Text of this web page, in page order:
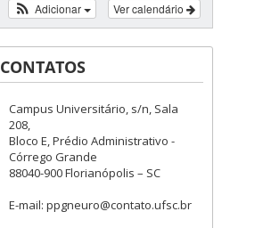
Ver calendário
Adicionar
CONTATOS
Campus Universitário, s/n, Sala
208,
Bloco E, Prédio Administrativo -
Córrego Grande
88040-900 Florianópolis – SC
E-mail: ppgneuro@contato.ufsc.br